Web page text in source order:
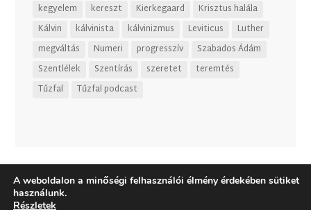
kegyelem
kereszt Kierkegaard
Krisztus halála
Kálvin
kálvinista kálvinizmus Leviticus
Luther
megváltás
Numeri progresszív
Szabados Ádám
Szentlélek
Szentírás szeretet
teremtés
Tűzfal
Tűzfal podcast
A weboldalon a minőségi felhasználói élmény érdekében sütiket
használunk.
Részletek